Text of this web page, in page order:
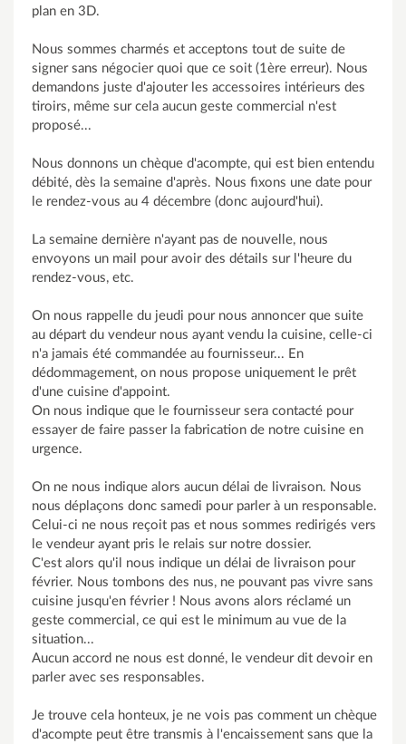
plan en 3D.
Nous sommes charmés et acceptons tout de suite de
signer sans négocier quoi que ce soit (1ère erreur). Nous
demandons juste d'ajouter les accessoires intérieurs des
tiroirs, même sur cela aucun geste commercial n'est
proposé...
Nous donnons un chèque d'acompte, qui est bien entendu
débité, dès la semaine d'après. Nous fixons une date pour
le rendez-vous au 4 décembre (donc aujourd'hui).
La semaine dernière n'ayant pas de nouvelle, nous
envoyons un mail pour avoir des détails sur l'heure du
rendez-vous, etc.
On nous rappelle du jeudi pour nous annoncer que suite
au départ du vendeur nous ayant vendu la cuisine, celle-ci
n'a jamais été commandée au fournisseur... En
dédommagement, on nous propose uniquement le prêt
d'une cuisine d'appoint.
On nous indique que le fournisseur sera contacté pour
essayer de faire passer la fabrication de notre cuisine en
urgence.
On ne nous indique alors aucun délai de livraison. Nous
nous déplaçons donc samedi pour parler à un responsable.
Celui-ci ne nous reçoit pas et nous sommes redirigés vers
le vendeur ayant pris le relais sur notre dossier.
C'est alors qu'il nous indique un délai de livraison pour
février. Nous tombons des nus, ne pouvant pas vivre sans
cuisine jusqu'en février ! Nous avons alors réclamé un
geste commercial, ce qui est le minimum au vue de la
situation...
Aucun accord ne nous est donné, le vendeur dit devoir en
parler avec ses responsables.
Je trouve cela honteux, je ne vois pas comment un chèque
d'acompte peut être transmis à l'encaissement sans que la